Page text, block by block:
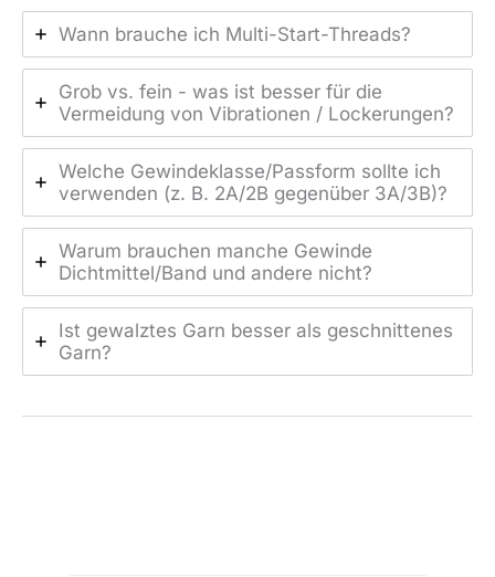
Wann brauche ich Multi-Start-Threads?
Grob vs. fein - was ist besser für die
Vermeidung von Vibrationen / Lockerungen?
Welche Gewindeklasse/Passform sollte ich
verwenden (z. B. 2A/2B gegenüber 3A/3B)?
Warum brauchen manche Gewinde
Dichtmittel/Band und andere nicht?
Ist gewalztes Garn besser als geschnittenes
Garn?